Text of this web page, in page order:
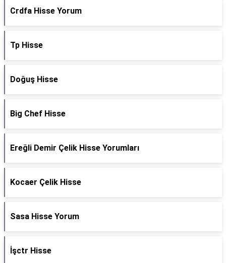
Crdfa Hisse Yorum
Tp Hisse
Doğuş Hisse
Big Chef Hisse
Ereğli Demir Çelik Hisse Yorumları
Kocaer Çelik Hisse
Sasa Hisse Yorum
İşctr Hisse